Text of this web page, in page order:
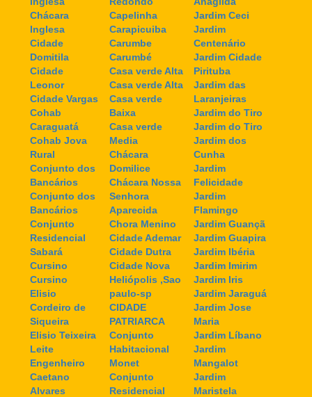
Chácara
Inglesa
Cidade
Domitila
Cidade
Leonor
Cidade Vargas
Cohab
Caraguatá
Cohab Jova
Rural
Conjunto dos
Bancários
Conjunto dos
Bancários
Conjunto
Residencial
Sabará
Cursino
Cursino
Elisio
Cordeiro de
Siqueira
Elisio Teixeira
Leite
Engenheiro
Caetano
Alvares
Capelinha
Carapicuiba
Carumbe
Carumbé
Casa verde Alta
Casa verde Alta
Casa verde
Baixa
Casa verde
Media
Chácara
Domilice
Chácara Nossa
Senhora
Aparecida
Chora Menino
Cidade Ademar
Cidade Dutra
Cidade Nova
Heliópolis ,Sao
paulo-sp
CIDADE
PATRIARCA
Conjunto
Habitacional
Monet
Conjunto
Residencial
Jardim Ceci
Jardim
Centenário
Jardim Cidade
Pirituba
Jardim das
Laranjeiras
Jardim do Tiro
Jardim do Tiro
Jardim dos
Cunha
Jardim
Felicidade
Jardim
Flamingo
Jardim Guançã
Jardim Guapira
Jardim Ibéria
Jardim Imirim
Jardim Iris
Jardim Jaraguá
Jardim Jose
Maria
Jardim Líbano
Jardim
Mangalot
Jardim
Maristela